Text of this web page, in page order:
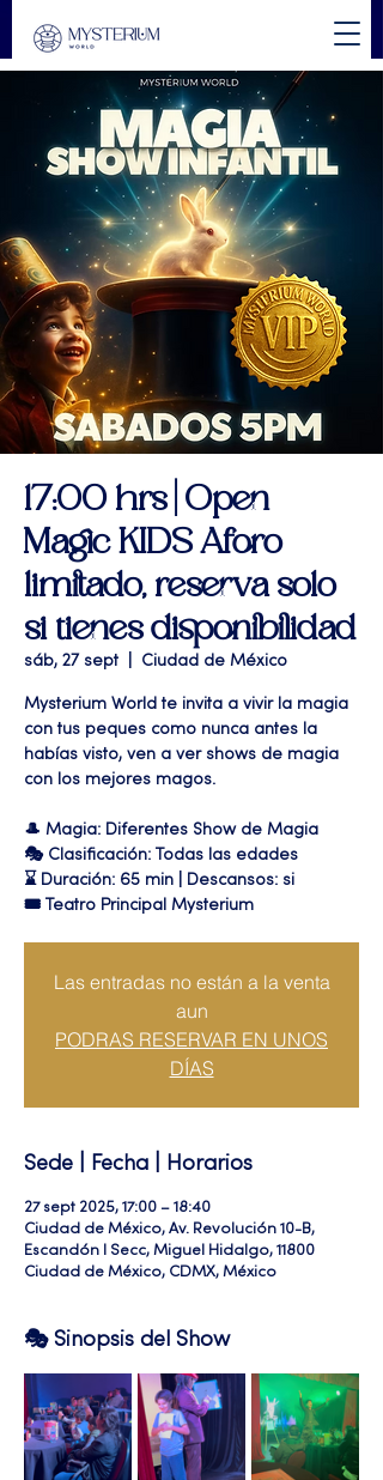
17:00 hrs | Open
Magic KIDS Aforo
limitado, reserva solo
si tienes disponibilidad
sáb, 27 sept Ciudad de México
Mysterium World te invita a vivir la magia
con tus peques como nunca antes la
habías visto, ven a ver shows de magia
con los mejores magos.
🎩 Magia: Diferentes Show de Magia
🎭 Clasificación: Todas las edades
⌛ Duración: 65 min | Descansos: si
🎟 Teatro Principal Mysterium
Las entradas no están a la venta
aun
PODRAS RESERVAR EN UNOS
DÍAS
Sede | Fecha | Horarios
27 sept 2025, 17:00 – 18:40
Ciudad de México, Av. Revolución 10-B,
Escandón I Secc, Miguel Hidalgo, 11800
Ciudad de México, CDMX, México
🎭 Sinopsis del Show